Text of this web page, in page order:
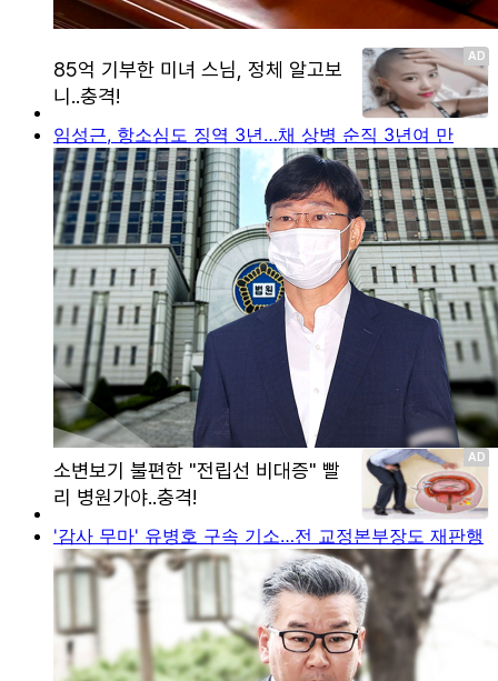
임성근, 항소심도 징역 3년…채 상병 순직 3년여 만
'감사 무마' 유병호 구속 기소…전 교정본부장도 재판행